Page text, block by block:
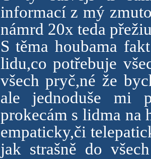
informací z mý
námrd 20x teda
S těma houbama
lidu,co potřebuje
všech pryč,né že
ale jednoduše mi
prokecám s lidma na
empaticky,či
jak strašně do